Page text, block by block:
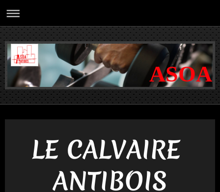
ASOA
LE CALVAIRE
ANTIBOIS